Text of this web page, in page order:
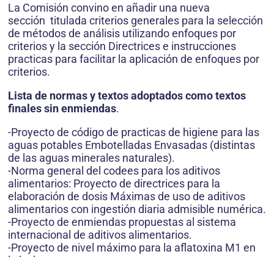
La Comisión convino en añadir una nueva
sección titulada criterios generales para la selección
de métodos de análisis utilizando enfoques por
criterios y la sección Directrices e instrucciones
practicas para facilitar la aplicación de enfoques por
criterios.
Lista de normas y textos adoptados como textos
finales sin enmiendas.
-Proyecto de código de practicas de higiene para las
aguas potables Embotelladas Envasadas (distintas
de las aguas minerales naturales).
-Norma general del codees para los aditivos
alimentarios: Proyecto de directrices para la
elaboración de dosis Máximas de uso de aditivos
alimentarios con ingestión diaria admisible numérica.
-Proyecto de enmiendas propuestas al sistema
internacional de aditivos alimentarios.
-Proyecto de nivel máximo para la aflatoxina M1 en